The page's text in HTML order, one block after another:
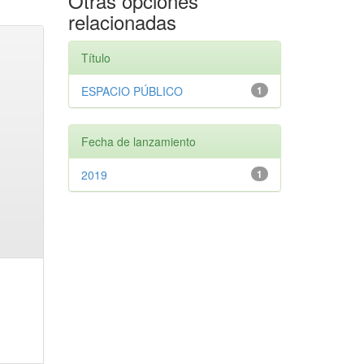
relacionadas
Título
1
ESPACIO PÚBLICO
Fecha de lanzamiento
1
2019